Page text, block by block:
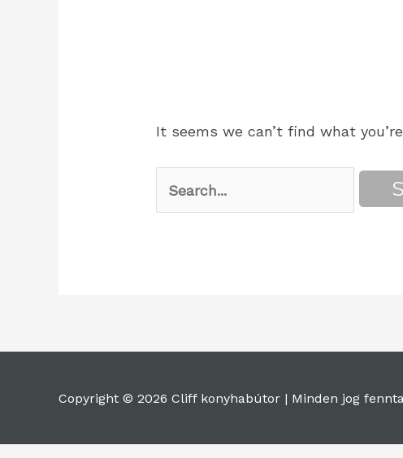
It seems we can’t find what
Copyright © 2026 Cliff konyhabútor | Minden jog